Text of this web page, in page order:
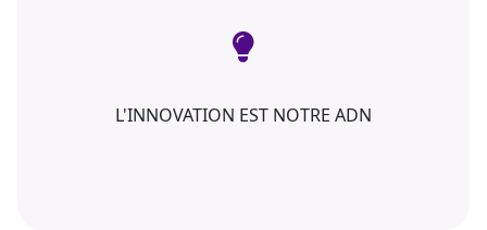
L'INNOVATION EST NOTRE ADN